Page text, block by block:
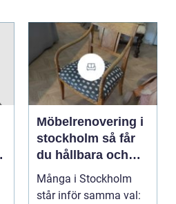
Möbelrenovering i
stockholm så får
du hållbara och
vackra möbler
Många i Stockholm
står inför samma val: